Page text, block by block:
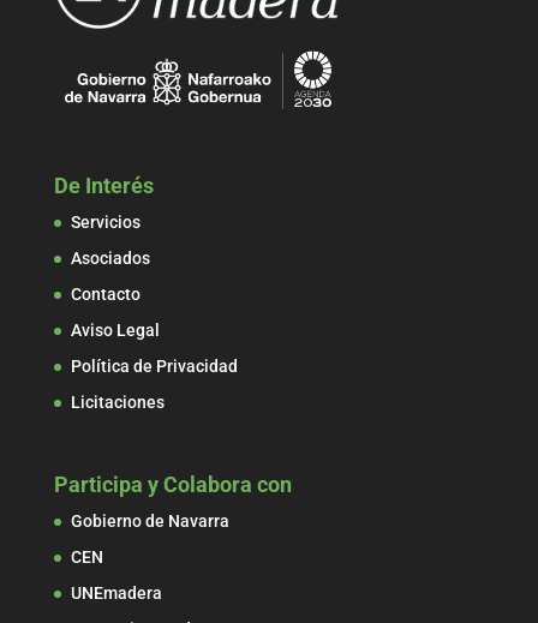
De Interés
Servicios
Asociados
Contacto
Aviso Legal
Política de Privacidad
Licitaciones
Participa y Colabora con
Gobierno de Navarra
CEN
UNEmadera